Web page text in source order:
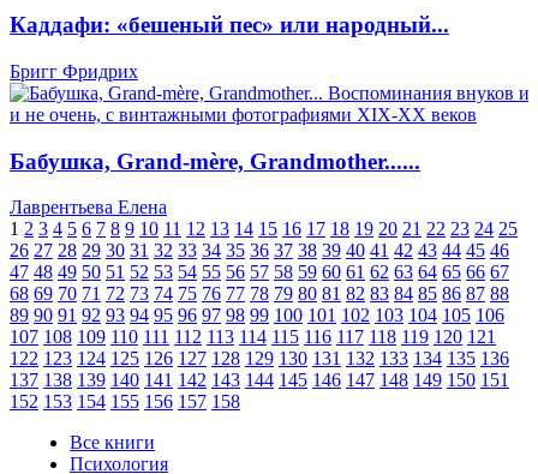
Каддафи: «бешеный пес» или народный...
Бригг Фридрих
Бабушка, Grand-mère, Grandmother......
Лаврентьева Елена
1 2 3 4 5 6 7 8 9 10 11 12 13 14 15 16 17 18 19 20 21 22 23 24 25
26 27 28 29 30 31 32 33 34 35 36 37 38 39 40 41 42 43 44 45 46
47 48 49 50 51 52 53 54 55 56 57 58 59 60 61 62 63 64 65 66 67
68 69 70 71 72 73 74 75 76 77 78 79 80 81 82 83 84 85 86 87 88
89 90 91 92 93 94 95 96 97 98 99 100 101 102 103 104 105 106
107 108 109 110 111 112 113 114 115 116 117 118 119 120 121
122 123 124 125 126 127 128 129 130 131 132 133 134 135 136
137 138 139 140 141 142 143 144 145 146 147 148 149 150 151
152 153 154 155 156 157 158
Все книги
Психология